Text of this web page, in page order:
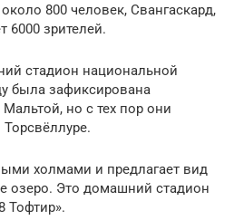
800 человек, Свангаскард,
6000 зрителей.
стадион национальной
была зафиксирована
но с тех пор они
холмами и предлагает вид
озеро. Это домашний стадион
Тофтир».